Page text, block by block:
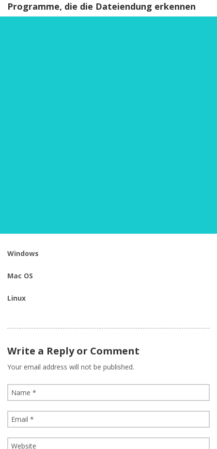
Programme, die die Dateiendung erkennen
Windows
Mac OS
Linux
Write a Reply or Comment
Your email address will not be published.